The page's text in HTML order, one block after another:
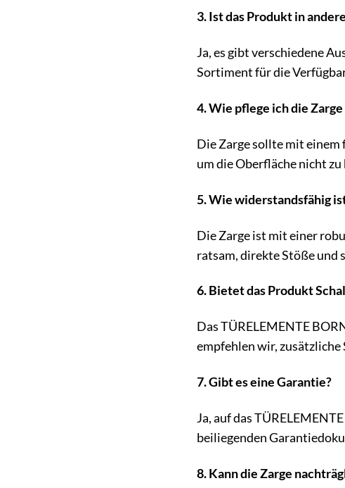
3. Ist das Produkt in
Ja, es gibt verschiedene
Sortiment für die
4. Wie pflege ich die
Die Zarge sollte mit einem
um die Oberfläche nicht zu
5. Wie widerstandsfähig
Die Zarge ist mit einer
ratsam, direkte Stöße und
6. Bietet das Produkt
Das TÜRELEMENTE
empfehlen wir,
7. Gibt es eine Garantie?
Ja, auf das
beiliegenden
8. Kann die Zarge